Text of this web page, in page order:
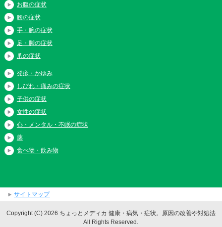
お腹の症状
腰の症状
手・腕の症状
足・脚の症状
爪の症状
発疹・かゆみ
しびれ・痛みの症状
子供の症状
女性の症状
心・メンタル・不眠の症状
薬
食べ物・飲み物
サイトマップ
Copyright (C) 2026 ちょっとメディカ 健康・病気・症状。原因の改善や対処法
All Rights Reserved.